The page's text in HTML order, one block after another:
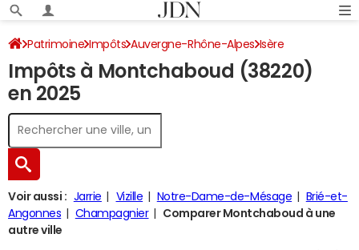
Patrimoine Impôts Auvergne-Rhône-Alpes Isère
Montchaboud Impôt sur le revenu
Impôts à Montchaboud (38220)
en 2025
Voir aussi : Jarrie Vizille Notre-Dame-de-Mésage
Brié-et-
Angonnes
Champagnier
Comparer Montchaboud à une
autre ville